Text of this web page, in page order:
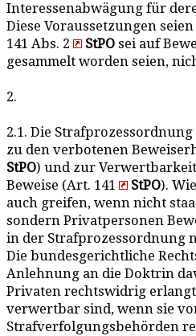
Interessenabwägung für
Diese Voraussetzungen
141 Abs. 2
StPO sei auf
gesammelt worden seien,
2.
2.1. Die
zu den verbotenen
StPO) und zur
Beweise (Art. 141
StPO).
auch greifen, wenn nicht
sondern Privatpersonen
in der Strafprozessordnung
Die bundesgerichtliche
Anlehnung an die Doktrin
Privaten rechtswidrig
verwertbar sind, wenn sie
Strafverfolgungsbehörden